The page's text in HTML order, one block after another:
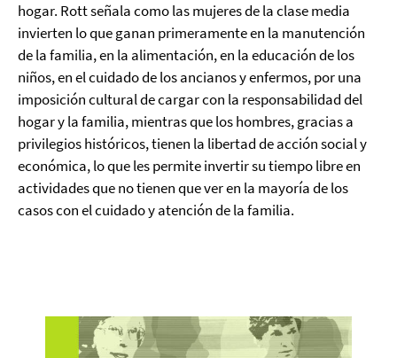
hogar. Rott señala como las mujeres de la clase media
invierten lo que ganan primeramente en la manutención
de la familia, en la alimentación, en la educación de los
niños, en el cuidado de los ancianos y enfermos, por una
imposición cultural de cargar con la responsabilidad del
hogar y la familia, mientras que los hombres, gracias a
privilegios históricos, tienen la libertad de acción social y
económica, lo que les permite invertir su tiempo libre en
actividades que no tienen que ver en la mayoría de los
casos con el cuidado y atención de la familia.